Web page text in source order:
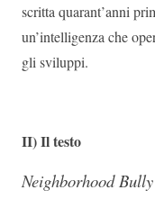
scritta quarant’anni
un’intelligenza che
gli sviluppi.
II) Il testo
Neighborhood Bully